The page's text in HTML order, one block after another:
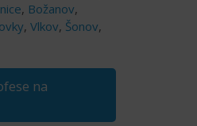
, Božanov,
, Vlkov, Šonov,
na